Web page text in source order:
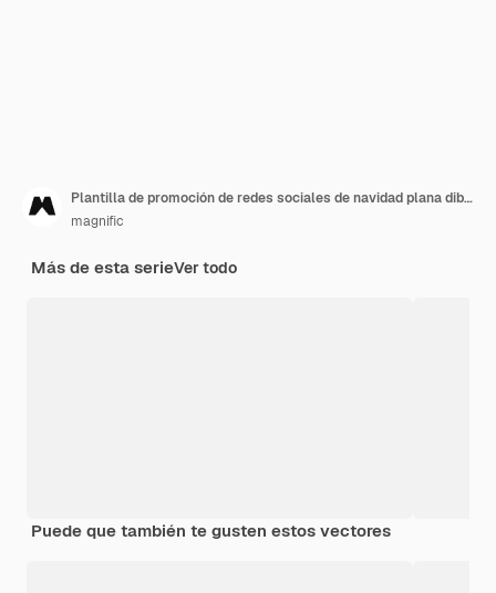
Plantilla de promoción de redes sociales de navidad plana dibujada a mano
magnific
Más de esta serieVer todo
Puede que también te gusten estos vectores